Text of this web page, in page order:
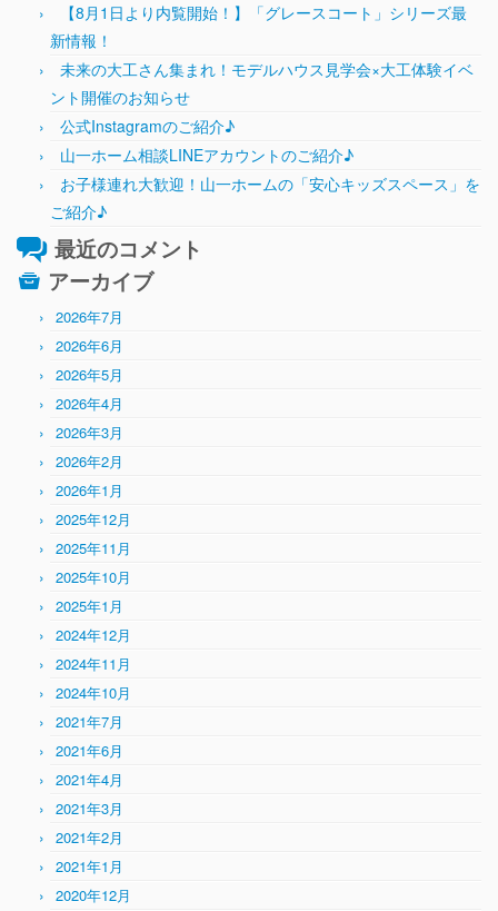
【8月1日より内覧開始！】「グレースコート」シリーズ最
新情報！
未来の大工さん集まれ！モデルハウス見学会×大工体験イベ
ント開催のお知らせ
公式Instagramのご紹介♪
山一ホーム相談LINEアカウントのご紹介♪
お子様連れ大歓迎！山一ホームの「安心キッズスペース」を
ご紹介♪
最近のコメント
アーカイブ
2026年7月
2026年6月
2026年5月
2026年4月
2026年3月
2026年2月
2026年1月
2025年12月
2025年11月
2025年10月
2025年1月
2024年12月
2024年11月
2024年10月
2021年7月
2021年6月
2021年4月
2021年3月
2021年2月
2021年1月
2020年12月